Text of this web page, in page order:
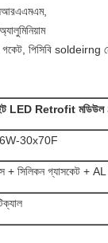
গকেট, পিসিবি soldeirng
LED Retrofit মডিউল
30x70F
+ সিলিকন গ্যাসকেট +